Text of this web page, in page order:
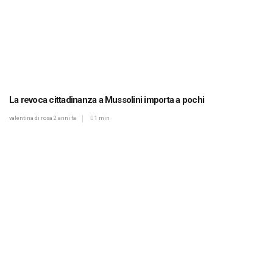
La revoca cittadinanza a Mussolini importa a pochi
valentina di rosa 2 anni fa 1 min